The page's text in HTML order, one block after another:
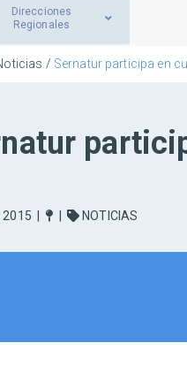
Direcciones
Regionales
/ Sernatur participa en
2015 NOTICIAS